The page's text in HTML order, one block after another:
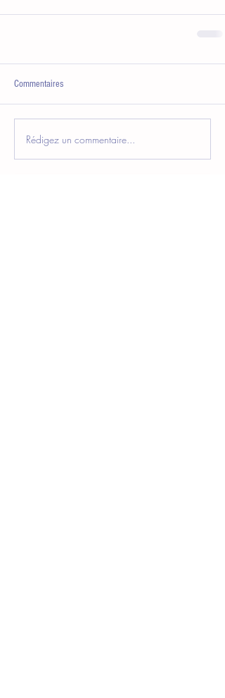
Commentaires
Rédigez un commentaire...